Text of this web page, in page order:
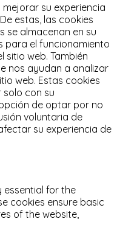
su experiencia
De estas, las cookies
se almacenan en su
para el funcionamiento
sitio web. También
nos ayudan a analizar
web. Estas cookies
con su
de optar por no
voluntaria de
su experiencia de
essential for the
cookies ensure basic
of the website,